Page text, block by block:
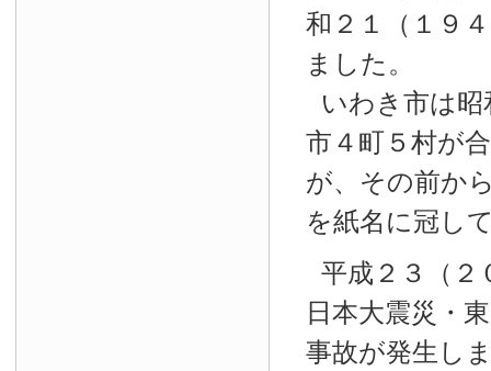
和２１（１９
ました。
いわき市は昭
市４町５村が
が、その前か
を紙名に冠し
平成２３（２
日本大震災・
事故が発生し